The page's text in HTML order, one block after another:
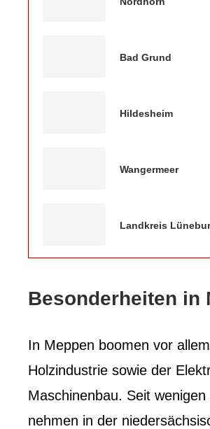
Bad Grund
Hildesheim
Wangermeer
Landkreis
Besonderheiten in
In Meppen boomen vor
Holzindustrie sowie der
Maschinenbau. Seit wenigen
nehmen in der